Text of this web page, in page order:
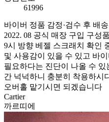
61996
바이버 정품 감정·검수 후 배
2022. 08 공식 매장 구입 구성
9시 방향 베젤 스크래치 확인
및 사용감이 있을 수 있고 바
필요하다는 진단이 나올 수 있
간 넉넉하니 충분히 착용하시
오버홀 맡기시면 되겠습니다
Cartier
까르띠에